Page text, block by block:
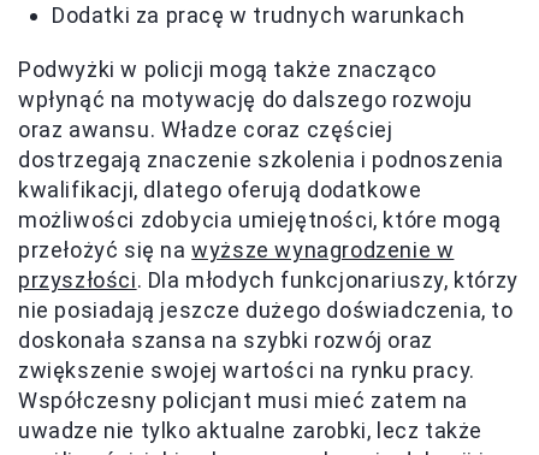
Dodatki za pracę w trudnych warunkach
Podwyżki w policji mogą także znacząco
wpłynąć na motywację do dalszego rozwoju
oraz awansu. Władze coraz częściej
dostrzegają znaczenie szkolenia i podnoszenia
kwalifikacji, dlatego oferują dodatkowe
możliwości zdobycia umiejętności, które mogą
przełożyć się nawyższe wynagrodzenie w
przyszłości. Dla młodych funkcjonariuszy, którzy
nie posiadają jeszcze dużego doświadczenia, to
doskonała szansa na szybki rozwój oraz
zwiększenie swojej wartości na rynku pracy.
Współczesny policjant musi mieć zatem na
uwadze nie tylko aktualne zarobki, lecz także